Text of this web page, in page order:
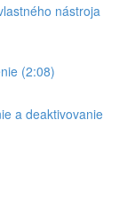
nástroja
(2:08)
a deaktivovanie